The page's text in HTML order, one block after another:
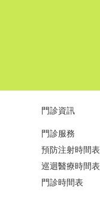
門診資訊
門診服務
預防注射時間表
巡迴醫療時間表
門診時間表